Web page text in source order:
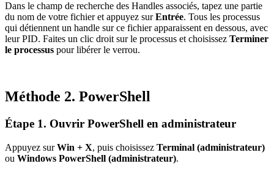
Dans le champ de recherche des Handles associés, tapez une partie
du nom de votre fichier et appuyez surEntrée. Tous les processus
qui détiennent un handle sur ce fichier apparaissent en dessous, avec
leur PID. Faites un clic droit sur le processus et choisissez Terminer
le processus pour libérer le verrou.
Méthode 2. PowerShell
Étape 1. Ouvrir PowerShell en administrateur
Appuyez surWin + X, puis choisissez Terminal (administrateur)
ou Windows PowerShell (administrateur).